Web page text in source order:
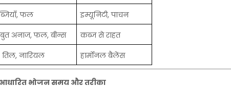
,फल इम्यूनिटी,पाचन
अनाज,फल,बीन्स कब्ज से राहत
तिल,नारियल हार्मोनल बैलेंस
आधारित भोजनसमय औरतरीका